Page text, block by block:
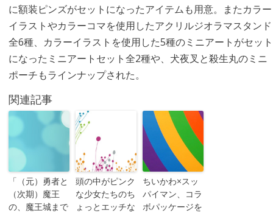
に額装ピンズがセットになったアイテムも用意。またカラー
イラストやカラーコマを使用したアクリルジオラマスタンド
全6種、カラーイラストを使用した5種のミニアートがセット
になったミニアートセット全2種や、犬夜叉と殺生丸のミニ
ポーチもラインナップされた。
関連記事
「（元）勇者と
（次期）魔王
の、魔王城まで
頭の中がピンク
な少女たちのち
ょっとエッチな
ちいかわ×スッ
パイマン、コラ
ボパッケージを